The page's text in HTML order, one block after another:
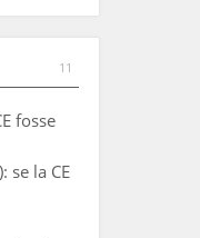
11
fosse
se la CE